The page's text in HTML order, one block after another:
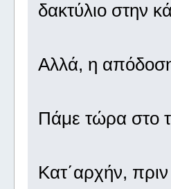
δακτύλιο στην
Αλλά, η
Πάμε τώρα στο
Κατ΄αρχήν, πριν